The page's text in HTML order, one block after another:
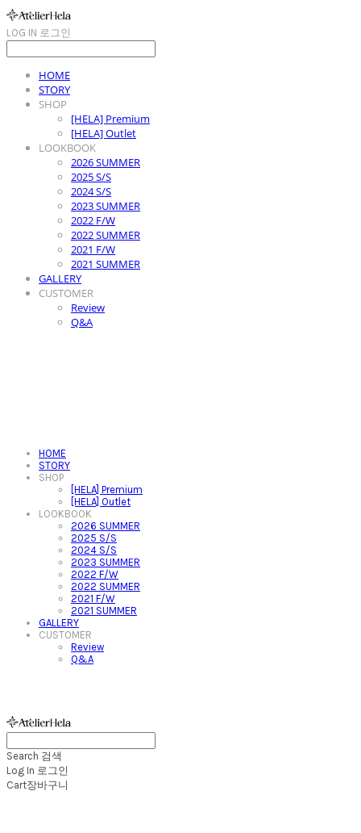
LOG IN 로그인
HOME
STORY
SHOP
[HELA] Premium
[HELA] Outlet
LOOKBOOK
2026 SUMMER
2025 S/S
2024 S/S
2023 SUMMER
2022 F/W
2022 SUMMER
2021 F/W
2021 SUMMER
GALLERY
CUSTOMER
Review
Q&A
HOME
STORY
SHOP
[HELA] Premium
[HELA] Outlet
LOOKBOOK
2026 SUMMER
2025 S/S
2024 S/S
2023 SUMMER
2022 F/W
2022 SUMMER
2021 F/W
2021 SUMMER
GALLERY
CUSTOMER
Review
Q&A
Search 검색
Log In 로그인
Cart장바구니